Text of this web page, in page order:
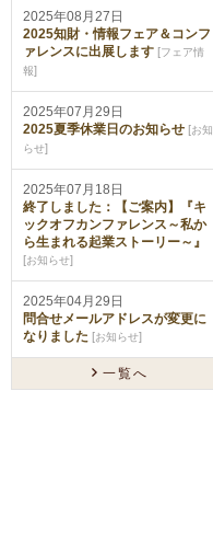
2025年08月27日
2025知財・情報フェア＆コンフ
ァレンスに出展します [フェア情
報]
2025年07月29日
2025夏季休業日のお知らせ [お知
らせ]
2025年07月18日
終了しました：【ご案内】『キ
ックオフカンファレンス～私か
ら生まれる起業ストーリー～』
[お知らせ]
2025年04月29日
問合せメールアドレスが変更に
なりました [お知らせ]
一覧へ